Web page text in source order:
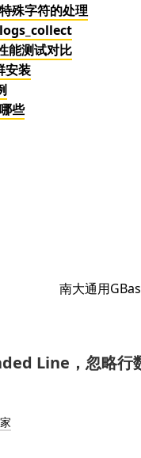
殊字符的处理
能测试对比
安装
些
下
南大通用
Line，忽略